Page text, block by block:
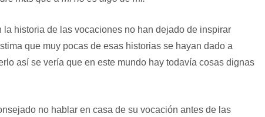
la historia de las vocaciones no han dejado de inspirar
que muy pocas de esas historias se hayan dado a
así se vería que en este mundo hay todavía cosas dignas
no hablar en casa de su vocación antes de las